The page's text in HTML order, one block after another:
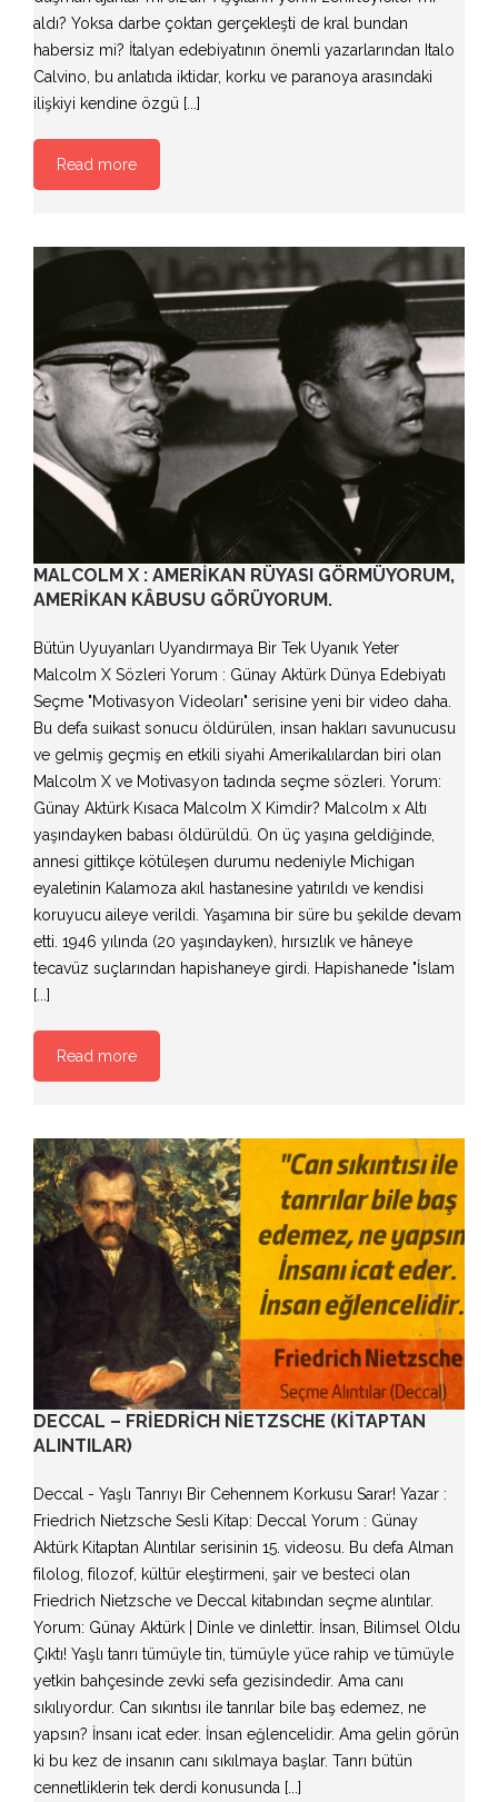
aldı? Yoksa darbe çoktan gerçekleşti de kral bundan
habersiz mi? İtalyan edebiyatının önemli yazarlarından Italo
Calvino, bu anlatıda iktidar, korku ve paranoya arasındaki
ilişkiyi kendine özgü [...]
Read more
MALCOLM X : AMERIKAN RÜYASI GÖRMÜYORUM,
AMERIKAN KÂBUSU GÖRÜYORUM.
Bütün Uyuyanları Uyandırmaya Bir Tek Uyanık Yeter
Malcolm X Sözleri Yorum : Günay Aktürk Dünya Edebiyatı
Seçme "Motivasyon Videoları" serisine yeni bir video daha.
Bu defa suikast sonucu öldürülen, insan hakları savunucusu
ve gelmiş geçmiş en etkili siyahi Amerikalılardan biri olan
Malcolm X ve Motivasyon tadında seçme sözleri. Yorum:
Günay Aktürk Kısaca Malcolm X Kimdir? Malcolm x Altı
yaşındayken babası öldürüldü. On üç yaşına geldiğinde,
annesi gittikçe kötüleşen durumu nedeniyle Michigan
eyaletinin Kalamoza akıl hastanesine yatırıldı ve kendisi
koruyucu aileye verildi. Yaşamına bir süre bu şekilde devam
etti. 1946 yılında (20 yaşındayken), hırsızlık ve hâneye
tecavüz suçlarından hapishaneye girdi. Hapishanede "İslam
[...]
Read more
DECCAL – FRIEDRICH NIETZSCHE (KITAPTAN
ALINTILAR)
Deccal - Yaşlı Tanrıyı Bir Cehennem Korkusu Sarar! Yazar :
Friedrich Nietzsche Sesli Kitap: Deccal Yorum : Günay
Aktürk Kitaptan Alıntılar serisinin 15. videosu. Bu defa Alman
filolog, filozof, kültür eleştirmeni, şair ve besteci olan
Friedrich Nietzsche ve Deccal kitabından seçme alıntılar.
Yorum: Günay Aktürk | Dinle ve dinlettir. İnsan, Bilimsel Oldu
Çıktı! Yaşlı tanrı tümüyle tin, tümüyle yüce rahip ve tümüyle
yetkin bahçesinde zevki sefa gezisindedir. Ama canı
sıkılıyordur. Can sıkıntısı ile tanrılar bile baş edemez, ne
yapsın? İnsanı icat eder. İnsan eğlencelidir. Ama gelin görün
ki bu kez de insanın canı sıkılmaya başlar. Tanrı bütün
cennetliklerin tek derdi konusunda [...]